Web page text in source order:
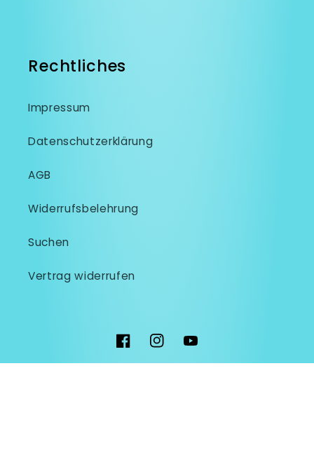
Rechtliches
Impressum
Datenschutzerklärung
AGB
Widerrufsbelehrung
Suchen
Vertrag widerrufen
FacebookInstagramYouTube